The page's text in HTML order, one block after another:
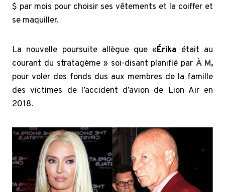
$ par mois pour choisir ses vêtements et la coiffer et
se maquiller.
La nouvelle poursuite allègue que «Érika était au
courant du stratagème » soi-disant planifié par À M,
pour voler des fonds dus aux membres de la famille
des victimes de l’accident d’avion de Lion Air en
2018.